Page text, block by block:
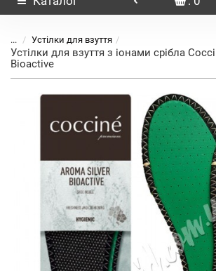
... Устілки для взуття
Устілки для взуття з іонами срібла
Bioactive